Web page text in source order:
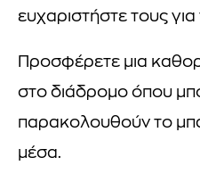
ευχαριστήστε τους
Προσφέρετε μια
στο διάδρομο όπου
παρακολουθούν το
μέσα.